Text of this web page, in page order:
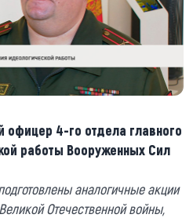
4-го отдела главного
работы Вооруженных Сил
аналогичные акции
Отечественной войны,